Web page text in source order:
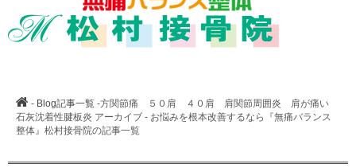
- Blog記事一覧 -方関節痛 ５０肩 ４０肩 肩関節周囲炎 肩が痛い
石灰沈着性腱板炎 アーカイブ - お悩みを根本改善するなら『無痛バランス
整体』松村接骨院の記事一覧